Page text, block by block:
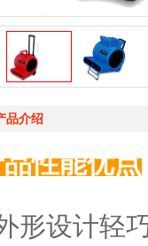
品介绍
性能优点
形设计轻